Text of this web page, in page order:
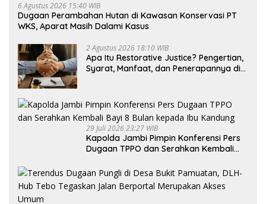
6 Agustus 2026 15:40 WIB
Dugaan Perambahan Hutan di Kawasan Konservasi PT
WKS, Aparat Masih Dalami Kasus
2 Agustus 2026 18:10 WIB
Apa Itu Restorative Justice? Pengertian,
Syarat, Manfaat, dan Penerapannya di
29 Juli 2026 23:27 WIB
Kapolda Jambi Pimpin Konferensi Pers
Dugaan TPPO dan Serahkan Kembali